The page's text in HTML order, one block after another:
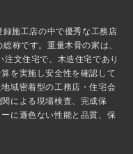
施工店の中で優秀な工務店
称です。重量木骨の家は、
文住宅で、木造住宅であり
を実施し安全性を確認して
域密着型の工務店・住宅会
による現場検査、完成保
に遜色ない性能と品質、保